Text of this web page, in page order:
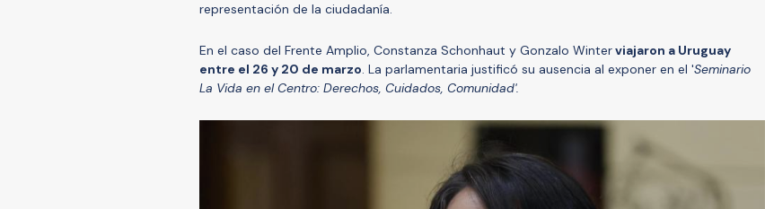
representación de la ciudadanía.
En el caso del Frente Amplio, Constanza Schonhaut y Gonzalo Winterviajaron a Uruguay
entre el 26 y 20 de marzo. La parlamentaria justificó su ausencia al exponer en el 'Seminario
La Vida en el Centro: Derechos, Cuidados, Comunidad'.